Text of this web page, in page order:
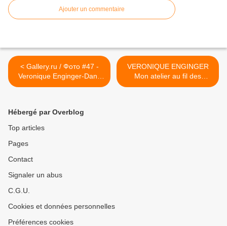
Ajouter un commentaire
< Gallery.ru / Фото #47 -
Veronique Enginger-Dans
mon jardin - Chispitas
VERONIQUE ENGINGER
Mon atelier au fil des
saisons à broder au point
Hébergé par Overblog
Top articles
Pages
Contact
Signaler un abus
C.G.U.
Cookies et données personnelles
Préférences cookies